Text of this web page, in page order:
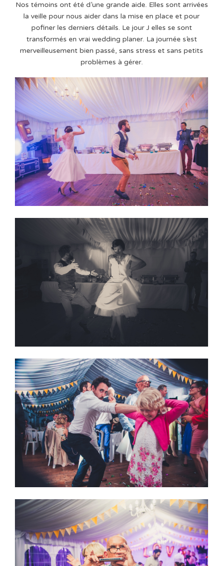
Nos témoins ont été d’une grande aide. Elles sont arrivées
la veille pour nous aider dans la mise en place et pour
pofiner les derniers détails. Le jour J elles se sont
transformés en vrai wedding planer. La journée s’est
merveilleusement bien passé, sans stress et sans petits
problèmes à gérer.